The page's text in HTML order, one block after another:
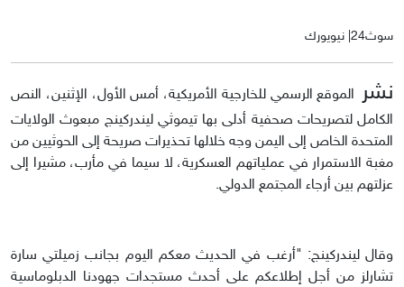
سوث24| نيويورك
نشر الموقع الرسمي للخارجية الأمريكية، أمس الأول، الإثنين، النص
الكامل لتصريحات صحفية أدلى بها تيموثي ليندركينج مبعوث الولايات
المتحدة الخاص إلى اليمن وجه خلالها تحذيرات صريحة إلى الحوثيين من
مغبة الاستمرار في عملياتهم العسكرية، لا سيما في مأرب، مشيرا إلى
عزلتهم بين أرجاء المجتمع الدولي.
وقال ليندركينج: "أرغب في الحديث معكم اليوم بجانب زميلتي سارة
تشارلز من أجل إطلاعكم على أحدث مستجدات جهودنا الدبلوماسية